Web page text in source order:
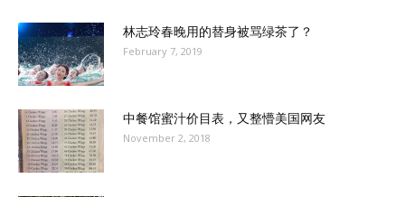
林志玲春晚用的替身被骂绿茶了？
February 7, 2019
中餐馆蜜汁价目表，又整懵美国网友
November 2, 2018